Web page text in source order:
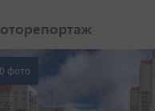
фото